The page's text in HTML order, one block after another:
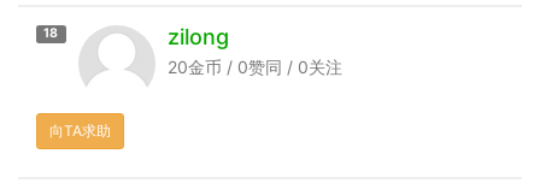
18 zilong
20金币 / 0赞同 / 0关注
向TA求助